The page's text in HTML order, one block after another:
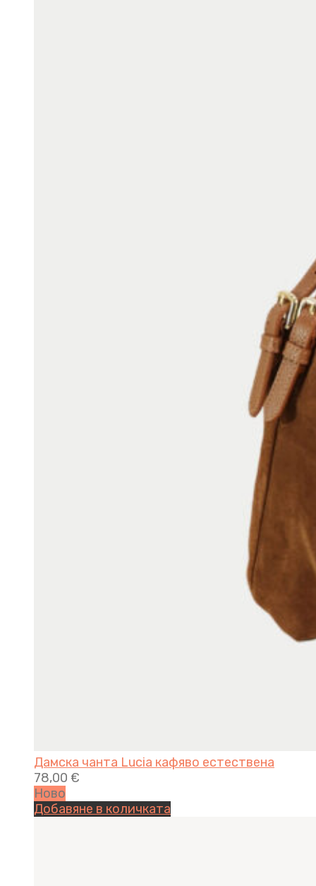
Дамска чанта Lucia кафяво естествена
78,00 €
Ново
Добавяне в количката